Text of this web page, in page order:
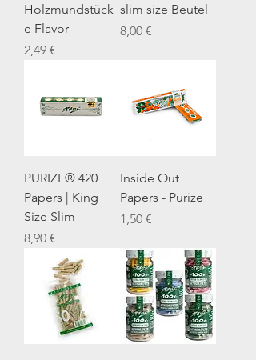
Holzmundstück
e Flavor
Preis
2,49 €
slim size Beutel
Preis
8,00 €
PURIZE® 420
Papers | King
Size Slim
Preis
8,90 €
Inside Out
Papers - Purize
Preis
1,50 €